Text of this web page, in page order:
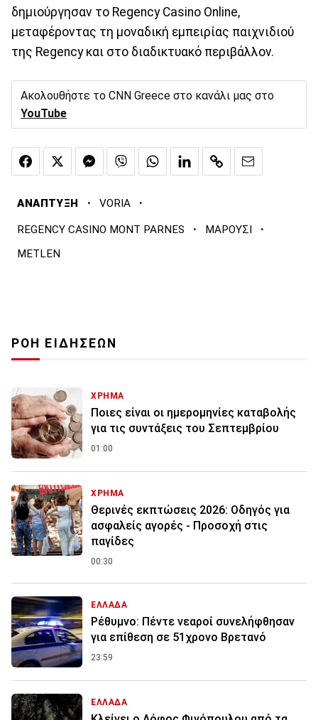
δημιούργησαν το Regency Casino Online,
μεταφέροντας τη μοναδική εμπειρίας παιχνιδιού
της Regency και στο διαδικτυακό περιβάλλον.
Ακολουθήστε το CNN Greece στο κανάλι μας στο
YouTube
ΑΝΑΠΤΥΞΗ · VORIA ·
REGENCY CASINO MONT PARNES · ΜΑΡΟΥΣΙ ·
METLEN
ΡΟΗ ΕΙΔΗΣΕΩΝ
ΧΡΗΜΑ
Ποιες είναι οι ημερομηνίες καταβολής
για τις συντάξεις του Σεπτεμβρίου
01:00
ΧΡΗΜΑ
Θερινές εκπτώσεις 2026: Οδηγός για
ασφαλείς αγορές - Προσοχή στις
παγίδες
00:30
ΕΛΛΑΔΑ
Ρέθυμνο: Πέντε νεαροί συνελήφθησαν
για επίθεση σε 51χρονο Βρετανό
23:59
ΕΛΛΑΔΑ